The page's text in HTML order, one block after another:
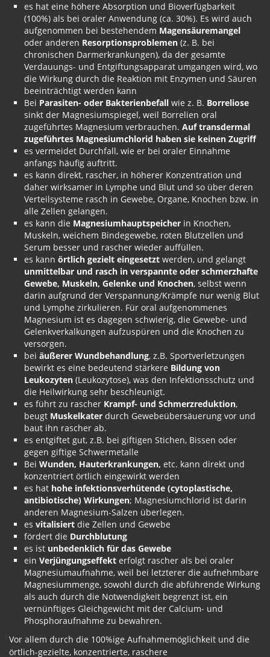
es hat eine höhere Absorption und Bioverfügbarkeit
(100%) als bei oraler Anwendung (ca. 30%). Es wird auch
aufgenommen bei bestehendem Magensäuremangel
oder anderen Resorptionsproblemen (z. B. bei
chronischen Darmerkrankungen), da der gesamte
Verdauungs- und Entgiftungsapparat umgangen wird, wo
die Wirkung durch die Reaktion mit Enzymen und Säuren
beeinträchtigt werden kann
Bei Parasiten- oder Bakterienbefall wie z. B. Borreliose
sinkt der Magnesiumspiegel, weil Borrelien oral
zugeführtes Magnesium verbrauchen. Auf transdermal
zugeführtes Magnesiumchlorid haben sie keinen Zugriff
es vermeidet Durchfall, wie er bei oraler Einnahme
anfangs häufig auftritt.
es kann direkt, rascher, in höherer Konzentration und
daher wirksamer in Lymphe und Blut und so über deren
Verteilsysteme rasch in Gewebe, Organe, Knochen bzw. in
alle Zellen gelangen.
es kann die Magnesiumhauptspeicher in Knochen,
Muskeln, weichem Bindegewebe, roten Blutzellen und
Serum besser und rascher wieder auffüllen.
es kann örtlich gezielt eingesetzt werden, und gelangt
unmittelbar und rasch in verspannte oder schmerzhafte
Gewebe, Muskeln, Gelenke und Knochen, selbst wenn
darin aufgrund der Verspannung/Krämpfe nur wenig Blut
und Lymphe zirkulieren. Für oral aufgenommenes
Magnesium ist es dagegen schwierig, die Gewebe- und
Gelenkverkalkungen aufzuspüren und die Knochen zu
versorgen.
bei äußerer Wundbehandlung, z.B. Sportverletzungen
bewirkt es eine bedeutend stärkere Bildung von
Leukozyten (Leukozytose), was den Infektionsschutz und
die Heilwirkung sehr beschleunigt.
es führt zu rascher Krampf- und Schmerzreduktion,
beugt Muskelkater durch Gewebeübersäuerung vor und
baut ihn rascher ab.
es entgiftet gut, z.B. bei giftigen Stichen, Bissen oder
gegen giftige Schwermetalle
Bei Wunden, Hauterkrankungen, etc. kann direkt und
konzentriert örtlich eingewirkt werden
es hat hohe infektionsverhütende (cytoplastische,
antibiotische) Wirkungen; Magnesiumchlorid ist darin
anderen Magnesium-Salzen überlegen.
es vitalisiert die Zellen und Gewebe
fördert die Durchblutung
es ist unbedenklich für das Gewebe
ein Verjüngungseffekt erfolgt rascher als bei oraler
Magnesiumaufnahme, weil bei letzterer die aufnehmbare
Magnesiummenge, sowohl durch die abführende Wirkung
als auch durch die Notwendigkeit begrenzt ist, ein
vernünftiges Gleichgewicht mit der Calcium- und
Phosphoraufnahme zu bewahren.
Vor allem durch die 100%ige Aufnahmemöglichkeit und die
örtlich-gezielte, konzentrierte, raschere